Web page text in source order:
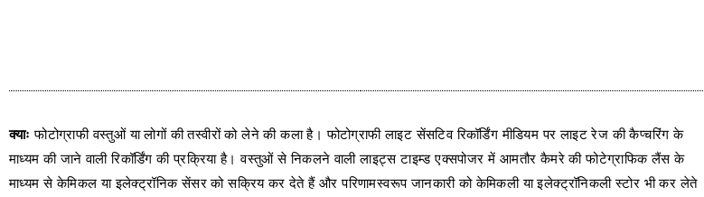
क्याः फोटोग्राफी वस्तुओं या लोगों की तस्वीरों को लेने की कला है। फोटोग्राफी लाइट सेंसटिव रिकॉर्डिंग मीडियम पर लाइट रेज की कैप्चरिंग के
माध्यम की जाने वाली रिकॉर्डिंग की प्रक्रिया है। वस्तुओं से निकलने वाली लाइट्स टाइम्ड एक्सपोजर में आमतौर कैमरे की फोटेग्राफिक लैंस के
माध्यम से केमिकल या इलेक्ट्रॉनिक सेंसर को सक्रिय कर देते हैं और परिणामस्वरूप जानकारी को केमिकली या इलेक्ट्रॉनिकली स्टोर भी कर लेते